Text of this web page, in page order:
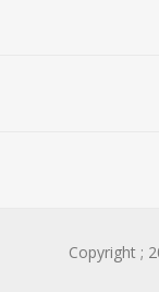
Copyright ;